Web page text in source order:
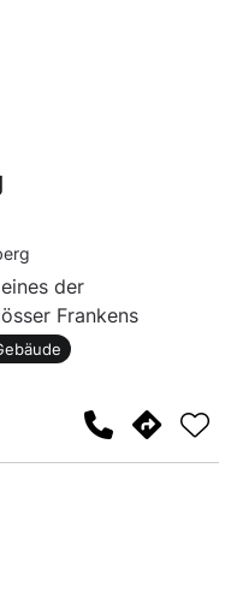
der
Frankens